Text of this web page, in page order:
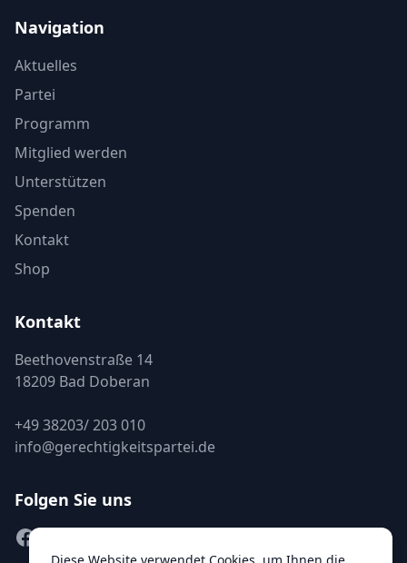
Navigation
Aktuelles
Partei
Programm
Mitglied werden
Unterstützen
Spenden
Kontakt
Shop
Kontakt
Beethovenstraße 14
18209 Bad Doberan
+49 38203/ 203 010
info@gerechtigkeitspartei.de
Folgen Sie uns
Facebook